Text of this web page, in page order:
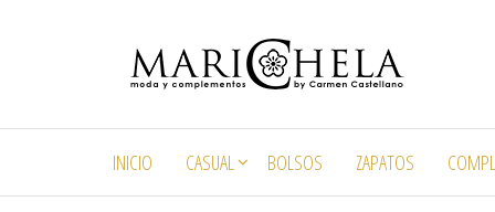
INICIO CASUAL BOLSOS ZAPATOS